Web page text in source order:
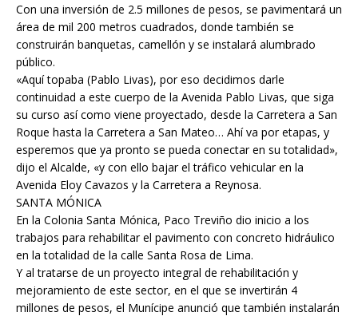
Con una inversión de 2.5 millones de pesos, se pavimentará un
área de mil 200 metros cuadrados, donde también se
construirán banquetas, camellón y se instalará alumbrado
público.
«Aquí topaba (Pablo Livas), por eso decidimos darle
continuidad a este cuerpo de la Avenida Pablo Livas, que siga
su curso así como viene proyectado, desde la Carretera a San
Roque hasta la Carretera a San Mateo… Ahí va por etapas, y
esperemos que ya pronto se pueda conectar en su totalidad»,
dijo el Alcalde, «y con ello bajar el tráfico vehicular en la
Avenida Eloy Cavazos y la Carretera a Reynosa.
SANTA MÓNICA
En la Colonia Santa Mónica, Paco Treviño dio inicio a los
trabajos para rehabilitar el pavimento con concreto hidráulico
en la totalidad de la calle Santa Rosa de Lima.
Y al tratarse de un proyecto integral de rehabilitación y
mejoramiento de este sector, en el que se invertirán 4
millones de pesos, el Munícipe anunció que también instalarán